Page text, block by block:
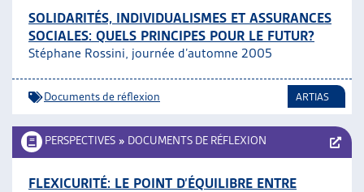
SOLIDARITÉS, INDIVIDUALISMES ET ASSURANCES
SOCIALES: QUELS PRINCIPES POUR LE FUTUR?
Stéphane Rossini, journée d’automne 2005
Documents de réflexion ARTIAS
PERSPECTIVES » DOCUMENTS DE RÉFLEXION
FLEXICURITÉ: LE POINT D’ÉQUILIBRE ENTRE